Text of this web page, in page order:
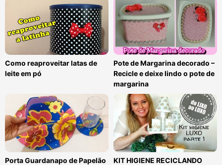
Como reaproveitar latas de
leite em pó
Pote de Margarina decorado –
Recicle e deixe lindo o pote de
margarina
Porta Guardanapo de Papelão
KIT HIGIENE RECICLANDO